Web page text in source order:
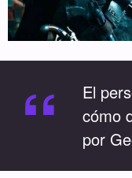
“
El
cómo
por